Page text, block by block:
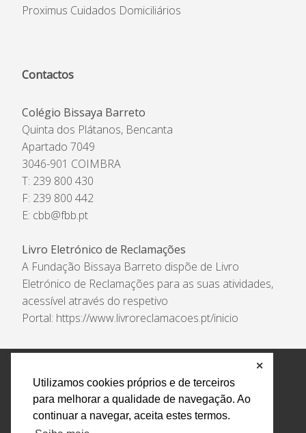
Utilizamos cookies próprios e de terceiros
para melhorar a qualidade de navegação. Ao
continuar a navegar, aceita estes termos.
✕
Proximus Cuidados Domiciliários
Contactos
Colégio Bissaya Barreto
Quinta dos Plátanos, Bencanta
Apartado 7049
3046-901 COIMBRA
T: 239 800 430
F: 239 800 442
E: cbb@fbb.pt
Livro Eletrónico de Reclamações
A Fundação Bissaya Barreto dispõe de Livro
Eletrónico de Reclamações para as suas atividades,
acessível através do respetivo
Portal: https://www.livroreclamacoes.pt/inicio
Política de Privacidade e Tratamento de Dados
Encarregado de Proteção de Dados
Livro Eletrónico
de Reclamações
Canal de Denúncias
Todos os direitos reservados Design by AM. Developed by